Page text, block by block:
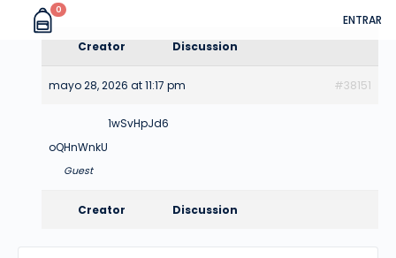
0
ENTRAR
Creator
Discussion
mayo 28, 2026 at 11:17 pm #38151
oQHnWnkU
Guest
1wSvHpJd6
Creator Discussion